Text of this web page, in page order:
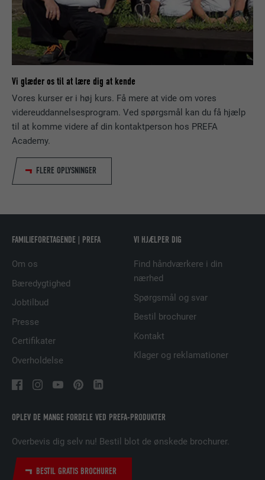
Vi glæder os til at lære dig at kende
Vores kurser er i høj kurs. Få mere at vide om vores
videreuddannelsesprogram. Ved spørgsmål kan du få hjælp
til at komme videre af din kontaktperson hos PREFA
Academy.
FLERE OPLYSNINGER
OPLEV DE MANGE FORDELE VED PREFA-PRODUKTER
Overbevis dig selv nu! Bestil blot de ønskede brochurer.
BESTIL GRATIS BROCHURER
FAMILIEFORETAGENDE | PREFA
Om os
Bæredygtighed
Jobtilbud
Presse
Certifikater
Overholdelse
VI HJÆLPER DIG
Find håndværkere i din
nærhed
Spørgsmål og svar
Bestil brochurer
Kontakt
Klager og reklamationer
FORMÅL
LinkedIn til at spore brugen af indlejrede
tjenester.
NAVN
UDBYDER LinkedIn
FORLØB 29 dage
FORMÅL
annoncer baseret på den besøgendes
Bruges af den sociale netværkstjeneste
LinkedIn til at spore brugen af indlejrede
NAVN
UDBYDER
FORLØB 1 år
FORMÅL
Bruges til at sikre, at den korrekte
SameSite-attribut forefindes for alle
cookies i denne browser